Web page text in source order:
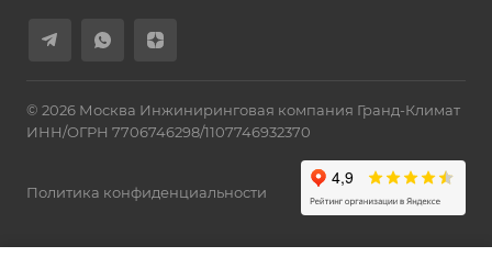
© 2026 Москва Инжиниринговая компания Гранд-Климат
ИНН/ОГРН 7706746298/1107746932370
Политика конфиденциальности